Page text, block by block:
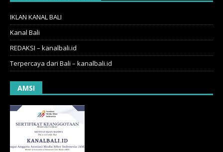
IKLAN KANAL BALI
Kanal Bali
REDAKSI – kanalbali.id
Terpercaya dari Bali – kanalbali.id
AMSI